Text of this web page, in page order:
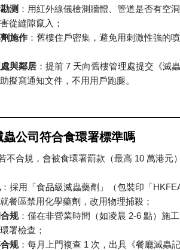
测 ：用紅外線儀檢測牆體、管道是否有空
從縫隙竄入；
施作 ：舊樓住戶密集，避免用刺激性強的
與鄰居 ：提前 7 天向舊樓管理處提交《滅
擬寫通知文件，不用用戶跑腿。
蟲公司符合食環署標準嗎
不合規，會被食環署罰款（最高 10 萬港元
：採用「食品級滅蟲藥劑」（包裝印「
餐區禁用化學藥劑，改用物理捕殺；
规：僅在非營業時間（如凌晨 2-6 點）施
署檢查；
规：每月上門複查 1 次，出具《餐廳滅蟲